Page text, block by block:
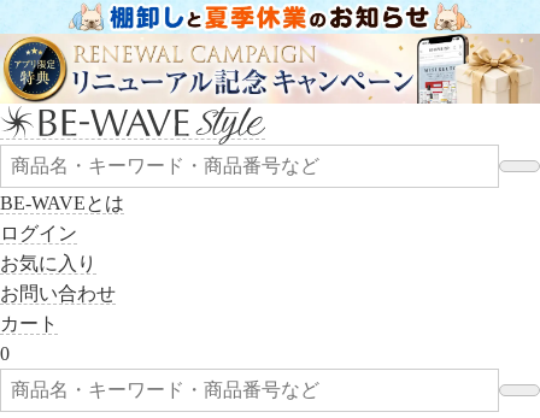
BE-WAVEとは
ログイン
お気に入り
お問い合わせ
カート
0